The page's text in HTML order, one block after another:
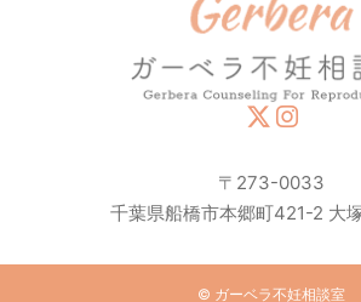
〒273-0033
千葉県船橋市本郷町421-2 大
© ガーベラ不妊相談室